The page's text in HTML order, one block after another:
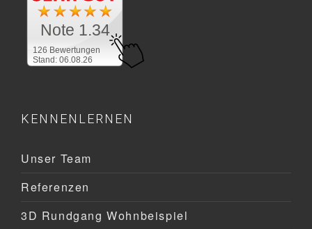
126 Bewertungen
Stand: 06.08.26
Note 1.34
KENNENLERNEN
Unser Team
Referenzen
3D Rundgang Wohnbeispiel